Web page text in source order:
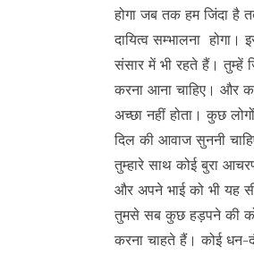
होगा जब तक हम जिंदा है
दायित्व सम्भालना
संसार में भी रहते हैं। तुम्हें
करना आना चाहिए। और
अच्छा नहीं होता। कुछ
दिल की आवाज सुननी
तुम्हारे साथ कोई बुरा
और अपने भाई को भी यह
तुमसे सब कुछ हड़पने की
करना चाहते हैं। कोई धन-